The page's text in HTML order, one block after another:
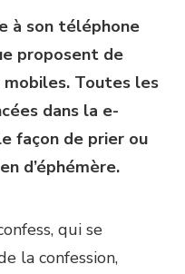
à son téléphone
proposent de
Toutes les
dans la e-
façon de prier ou
d’éphémère.
qui se
la confession,